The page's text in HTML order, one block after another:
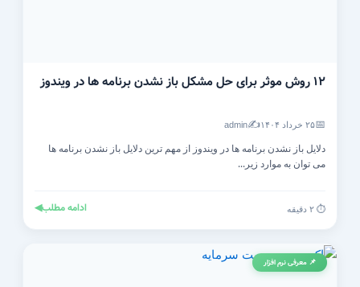
۱۲ روش موثر برای حل مشکل باز نشدن برنامه ها در ویندوز
📅۲۵ خرداد ۱۴۰۴ ✍️
admin
دلایل باز نشدن برنامه ها در ویندوز از مهم ترین دلایل باز نشدن برنامه ها
می توان به موارد زیر...
⏱️ ۲ دقیقه ادامه مطلب◀
📌 معرفی نرم افزار